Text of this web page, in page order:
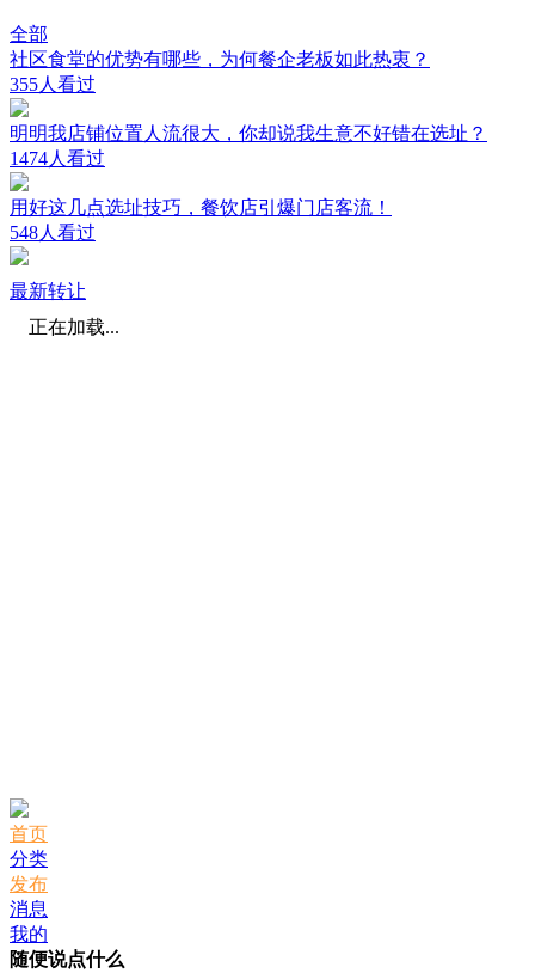
全部
社区食堂的优势有哪些，为何餐企老板如此热衷？
355人看过
明明我店铺位置人流很大，你却说我生意不好错在选址？
1474人看过
用好这几点选址技巧，餐饮店引爆门店客流！
548人看过
最新转让
正在加载...
首页
分类
发布
消息
我的
随便说点什么